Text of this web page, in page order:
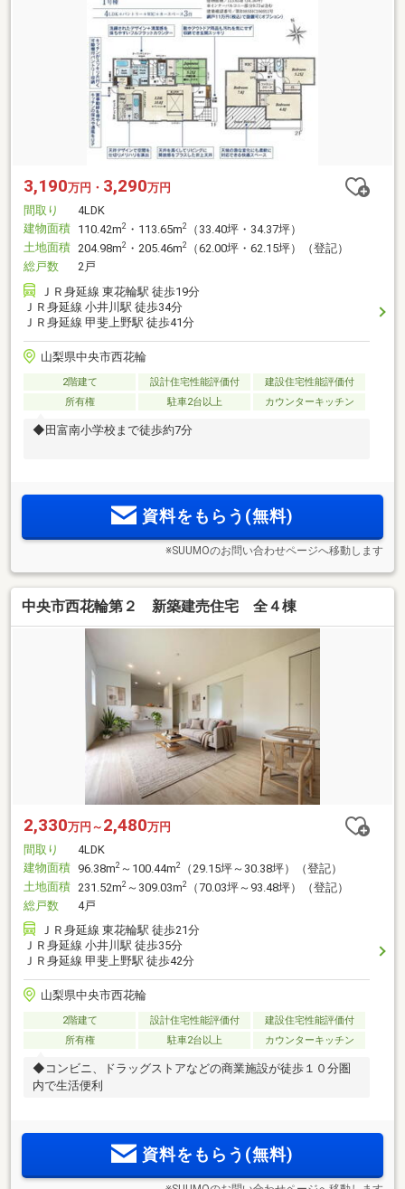
3,190万円・ 3,290万円
間取り
4LDK
建物面積 110.42m2 ・113.65m2
（33.40坪・34.37坪）
土地面積 204.98m2 ・205.46m2
（62.00坪・62.15坪）（登記）
総戸数
2戸
ＪＲ身延線 東花輪駅 徒歩19分
ＪＲ身延線 小井川駅 徒歩34分
ＪＲ身延線 甲斐上野駅 徒歩41分
山梨県中央市西花輪
2階建て 設計住宅性能評価付
建設住宅性能評価付
所有権
駐車2台以上 カウンターキッチン
◆田富南小学校まで徒歩約7分
資料をもらう(無料)
※SUUMOのお問い合わせページへ移動します
中央市西花輪第２ 新築建売住宅 全４棟
2,330万円～ 2,480万円
間取り
4LDK
建物面積 96.38m2 ～100.44m2
（29.15坪～30.38坪）（登記）
土地面積 231.52m2 ～309.03m2
（70.03坪～93.48坪）（登記）
総戸数
4戸
ＪＲ身延線 東花輪駅 徒歩21分
ＪＲ身延線 小井川駅 徒歩35分
ＪＲ身延線 甲斐上野駅 徒歩42分
山梨県中央市西花輪
2階建て 設計住宅性能評価付
建設住宅性能評価付
所有権
駐車2台以上 カウンターキッチン
◆コンビニ、ドラッグストアなどの商業施設が徒歩１０分圏
内で生活便利
資料をもらう(無料)